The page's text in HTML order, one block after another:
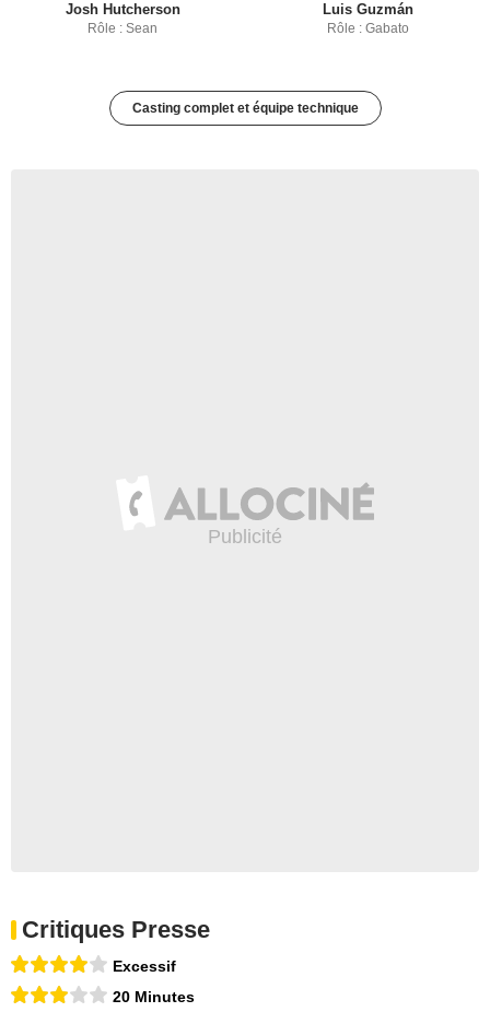
Josh Hutcherson
Rôle : Sean
Luis Guzmán
Rôle : Gabato
Casting complet et équipe technique
Critiques Presse
Excessif
20 Minutes